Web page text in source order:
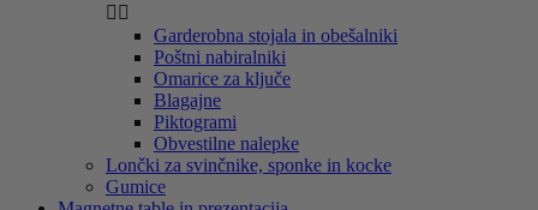
 
Garderobna stojala in obešalniki
Poštni nabiralniki
Omarice za ključe
Blagajne
Piktogrami
Obvestilne nalepke
Lončki za svinčnike, sponke in kocke
Gumice